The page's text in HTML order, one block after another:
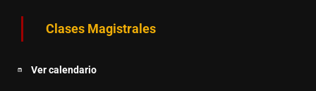
Clases Magistrales
Ver calendario